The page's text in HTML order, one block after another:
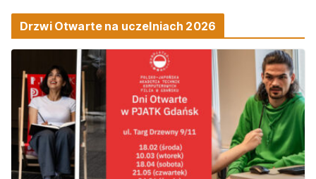
Drzwi Otwarte na uczelniach 2026